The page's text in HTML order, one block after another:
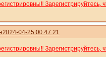
Зарегистрируйтесь,
2024-04-25 00:47:21
Зарегистрируйтесь,